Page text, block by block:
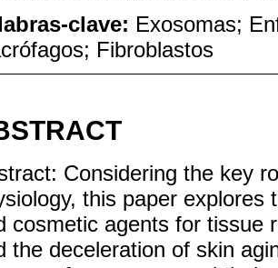
clave: Exosomas;
Fibroblastos
Considering the key
this paper explores
cosmetic agents for tissue
the deceleration of skin